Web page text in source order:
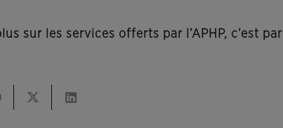
sur les services offerts par l’APHP, c’est par